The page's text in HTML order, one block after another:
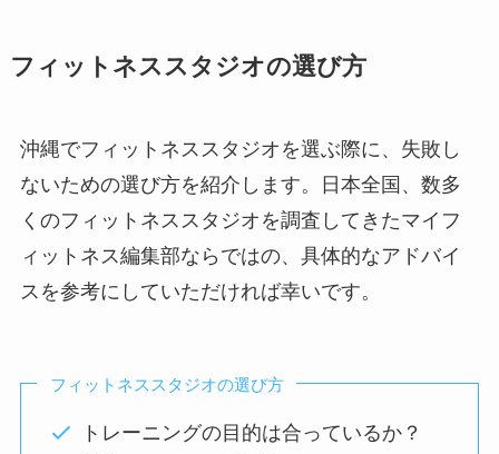
フィットネススタジオの選び方
沖縄でフィットネススタジオを選ぶ際に、失敗し
ないための選び方を紹介します。日本全国、数多
くのフィットネススタジオを調査してきたマイフ
ィットネス編集部ならではの、具体的なアドバイ
スを参考にしていただければ幸いです。
フィットネススタジオの選び方
トレーニングの目的は合っているか？